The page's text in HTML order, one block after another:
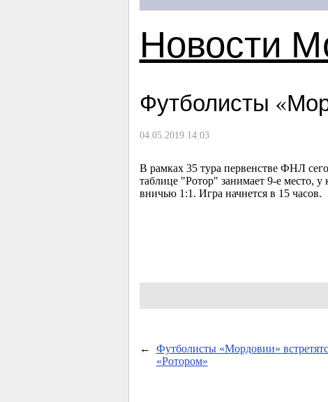
Новости
Футболисты
04.05.2019 14:03
В рамках 35 тура первенстве ФНЛ
таблице "Ротор" занимает 9-е место,
вничью 1:1. Игра начнется в 15 часов.
←
Футболисты «Мордовии»
«Ротором»